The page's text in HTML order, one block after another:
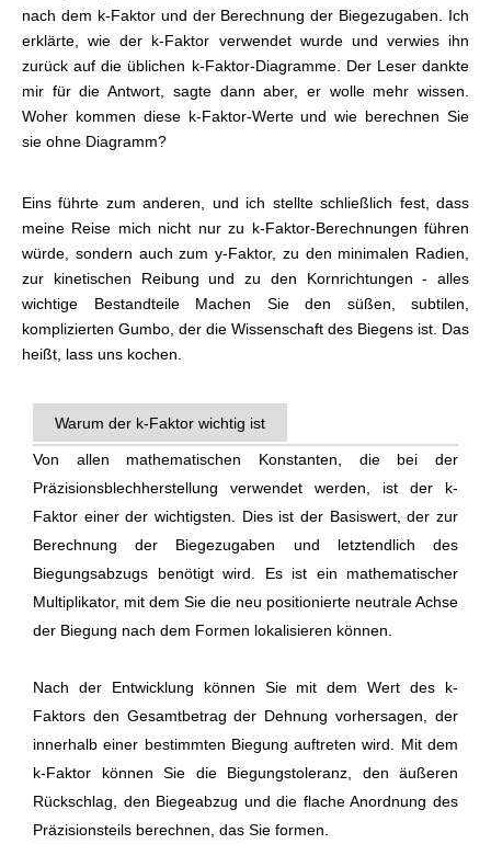
nach dem k-Faktor und der Berechnung der Biegezugaben. Ich
erklärte, wie der k-Faktor verwendet wurde und verwies ihn
zurück auf die üblichen k-Faktor-Diagramme. Der Leser dankte
mir für die Antwort, sagte dann aber, er wolle mehr wissen.
Woher kommen diese k-Faktor-Werte und wie berechnen Sie
sie ohne Diagramm?
Eins führte zum anderen, und ich stellte schließlich fest, dass
meine Reise mich nicht nur zu k-Faktor-Berechnungen führen
würde, sondern auch zum y-Faktor, zu den minimalen Radien,
zur kinetischen Reibung und zu den Kornrichtungen - alles
wichtige Bestandteile Machen Sie den süßen, subtilen,
komplizierten Gumbo, der die Wissenschaft des Biegens ist. Das
heißt, lass uns kochen.
Warum der k-Faktor wichtig ist
Von allen mathematischen Konstanten, die bei der
Präzisionsblechherstellung verwendet werden, ist der k-
Faktor einer der wichtigsten. Dies ist der Basiswert, der zur
Berechnung der Biegezugaben und letztendlich des
Biegungsabzugs benötigt wird. Es ist ein mathematischer
Multiplikator, mit dem Sie die neu positionierte neutrale Achse
der Biegung nach dem Formen lokalisieren können.
Nach der Entwicklung können Sie mit dem Wert des k-
Faktors den Gesamtbetrag der Dehnung vorhersagen, der
innerhalb einer bestimmten Biegung auftreten wird. Mit dem
k-Faktor können Sie die Biegungstoleranz, den äußeren
Rückschlag, den Biegeabzug und die flache Anordnung des
Präzisionsteils berechnen, das Sie formen.